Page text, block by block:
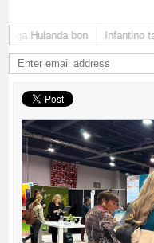
Hulanda bon Infantino